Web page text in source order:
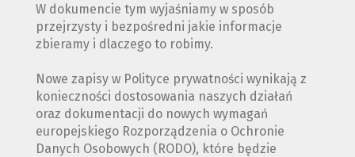
W dokumencie tym wyjaśniamy w sposób
przejrzysty i bezpośredni jakie informacje
zbieramy i dlaczego to robimy.
Nowe zapisy w Polityce prywatności wynikają z
konieczności dostosowania naszych działań
oraz dokumentacji do nowych wymagań
europejskiego Rozporządzenia o Ochronie
Danych Osobowych (RODO), które będzie